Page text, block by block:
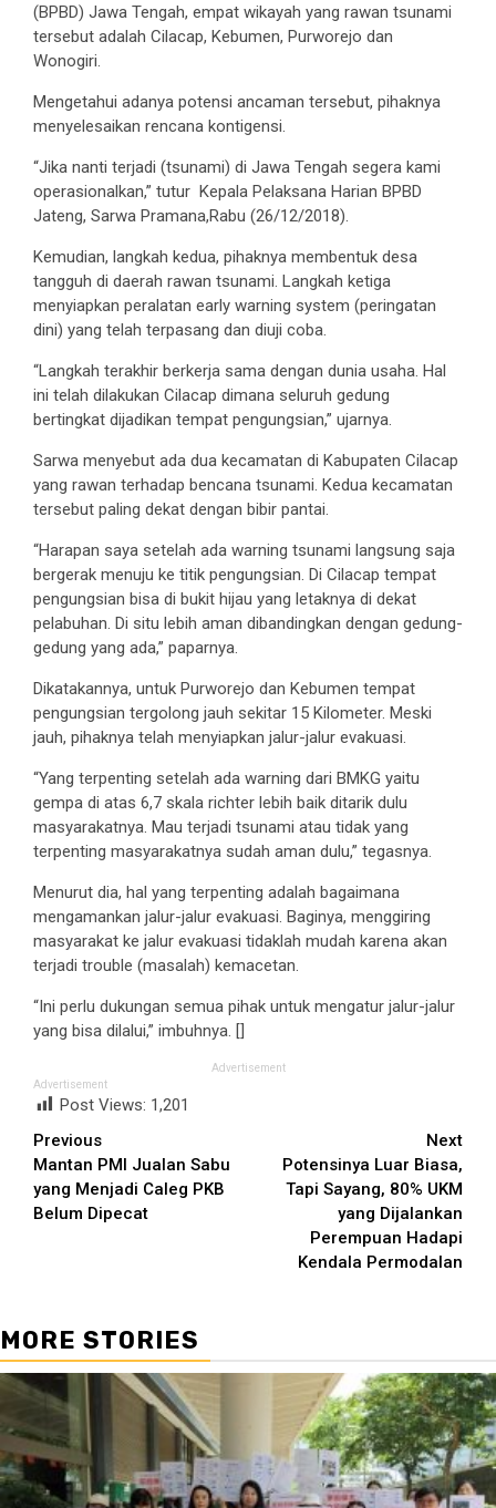
(BPBD) Jawa Tengah, empat wikayah yang rawan tsunami
tersebut adalah Cilacap, Kebumen, Purworejo dan
Wonogiri.
Mengetahui adanya potensi ancaman tersebut, pihaknya
menyelesaikan rencana kontigensi.
“Jika nanti terjadi (tsunami) di Jawa Tengah segera kami
operasionalkan,” tutur Kepala Pelaksana Harian BPBD
Jateng, Sarwa Pramana,Rabu (26/12/2018).
Kemudian, langkah kedua, pihaknya membentuk desa
tangguh di daerah rawan tsunami. Langkah ketiga
menyiapkan peralatan early warning system (peringatan
dini) yang telah terpasang dan diuji coba.
“Langkah terakhir berkerja sama dengan dunia usaha. Hal
ini telah dilakukan Cilacap dimana seluruh gedung
bertingkat dijadikan tempat pengungsian,” ujarnya.
Sarwa menyebut ada dua kecamatan di Kabupaten Cilacap
yang rawan terhadap bencana tsunami. Kedua kecamatan
tersebut paling dekat dengan bibir pantai.
“Harapan saya setelah ada warning tsunami langsung saja
bergerak menuju ke titik pengungsian. Di Cilacap tempat
pengungsian bisa di bukit hijau yang letaknya di dekat
pelabuhan. Di situ lebih aman dibandingkan dengan gedung-
gedung yang ada,” paparnya.
Dikatakannya, untuk Purworejo dan Kebumen tempat
pengungsian tergolong jauh sekitar 15 Kilometer. Meski
jauh, pihaknya telah menyiapkan jalur-jalur evakuasi.
“Yang terpenting setelah ada warning dari BMKG yaitu
gempa di atas 6,7 skala richter lebih baik ditarik dulu
masyarakatnya. Mau terjadi tsunami atau tidak yang
terpenting masyarakatnya sudah aman dulu,” tegasnya.
Menurut dia, hal yang terpenting adalah bagaimana
mengamankan jalur-jalur evakuasi. Baginya, menggiring
masyarakat ke jalur evakuasi tidaklah mudah karena akan
terjadi trouble (masalah) kemacetan.
“Ini perlu dukungan semua pihak untuk mengatur jalur-jalur
yang bisa dilalui,” imbuhnya. []
Advertisement
Advertisement
Post Views: 1,201
Continue
Reading
Previous
Mantan PMI Jualan Sabu
yang Menjadi Caleg PKB
Belum Dipecat
Next
Potensinya Luar Biasa,
Tapi Sayang, 80% UKM
yang Dijalankan
Perempuan Hadapi
Kendala Permodalan
MORE STORIES